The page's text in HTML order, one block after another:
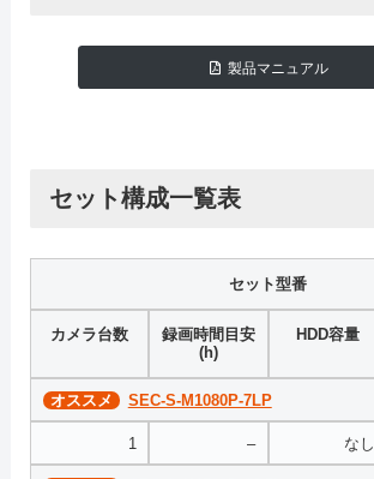
製品マニュアル
セット構成一覧表
セット型番
カメラ台数
録画時間目安
(h)
HDD容量
オススメ SEC-S-M1080P-7LP
1 – なし